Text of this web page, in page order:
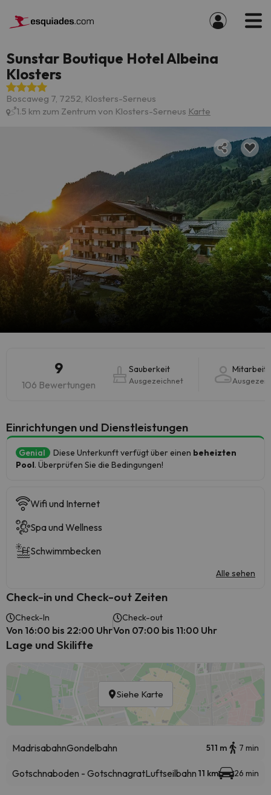
Sunstar Boutique Hotel Albeina
Klosters
Boscaweg 7, 7252, Klosters-Serneus
1.5 km zum Zentrum von Klosters-Serneus Karte
9
106 Bewertungen
Sauberkeit
Ausgezeichnet
​Einrichtungen und Dienstleistungen
Genial Diese Unterkunft verfügt über einen beheizten
Pool. Überprüfen Sie die Bedingungen!
Wifi und Internet
Spa und Wellness
Schwimmbecken
Alle sehen
Check-in und Check-out Zeiten
Check-In
Von 16:00 bis 22:00 Uhr
Check-out
Von 07:00 bis 11:00 Uhr
Lage und Skilifte
Siehe Karte
MadrisabahnGondelbahn 511 m 7 min
Gotschnaboden - GotschnagratLuftseilbahn 11 km 26 min